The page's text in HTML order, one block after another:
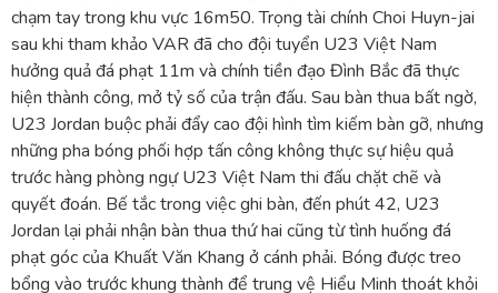
chạm tay trong khu vực 16m50. Trọng tài chính Choi Huyn-jai
sau khi tham khảo VAR đã cho đội tuyển U23 Việt Nam
hưởng quả đá phạt 11m và chính tiền đạo Đình Bắc đã thực
hiện thành công, mở tỷ số của trận đấu. Sau bàn thua bất ngờ,
U23 Jordan buộc phải đẩy cao đội hình tìm kiếm bàn gỡ, nhưng
những pha bóng phối hợp tấn công không thực sự hiệu quả
trước hàng phòng ngự U23 Việt Nam thi đấu chặt chẽ và
quyết đoán. Bế tắc trong việc ghi bàn, đến phút 42, U23
Jordan lại phải nhận bàn thua thứ hai cũng từ tình huống đá
phạt góc của Khuất Văn Khang ở cánh phải. Bóng được treo
bổng vào trước khung thành để trung vệ Hiểu Minh thoát khỏi